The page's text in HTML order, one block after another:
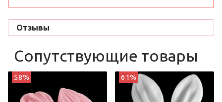
Отзывы
Сопутствующие товары
58% 61%